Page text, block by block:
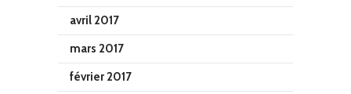
avril 2017
mars 2017
février 2017